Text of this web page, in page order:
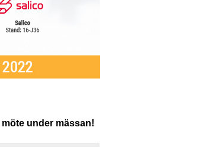
under mässan!